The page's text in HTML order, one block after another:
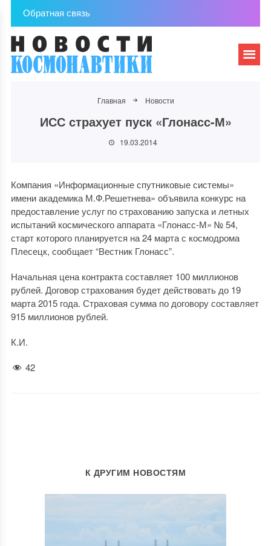
Обратная связь
Главная Новости
ИСС страхует пуск «Глонасс-М»
19.03.2014
Компания «Информационные спутниковые системы»
имени академика М.Ф.Решетнева» объявила конкурс на
предоставление услуг по страхованию запуска и летных
испытаний космического аппарата «Глонасс-М» № 54,
старт которого планируется на 24 марта с космодрома
Плесецк, сообщает “Вестник Глонасс”.
Начальная цена контракта составляет 100 миллионов
рублей. Договор страхования будет действовать до 19
марта 2015 года. Страховая сумма по договору составляет
915 миллионов рублей.
К.И.
42
К ДРУГИМ НОВОСТЯМ